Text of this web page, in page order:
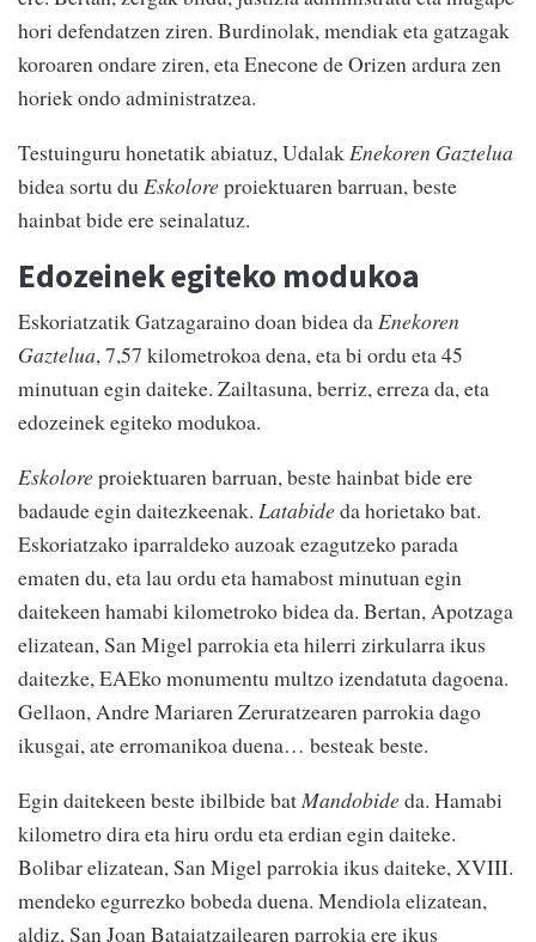
hori defendatzen ziren. Burdinolak, mendiak eta gatzagak
koroaren ondare ziren, eta Enecone de Orizen ardura zen
horiek ondo administratzea.
Testuinguru honetatik abiatuz, UdalakEnekoren Gaztelua
bidea sortu duEskoloreproiektuaren barruan, beste
hainbat bide ere seinalatuz.
Edozeinek egiteko modukoa
Eskoriatzatik Gatzagaraino doan bidea daEnekoren
Gaztelua, 7,57 kilometrokoa dena, eta bi ordu eta 45
minutuan egin daiteke. Zailtasuna, berriz, erreza da, eta
edozeinek egiteko modukoa.
Eskoloreproiektuaren barruan, beste hainbat bide ere
badaude egin daitezkeenak. Latabideda horietako bat.
Eskoriatzako iparraldeko auzoak ezagutzeko parada
ematen du, eta lau ordu eta hamabost minutuan egin
daitekeen hamabi kilometroko bidea da. Bertan, Apotzaga
elizatean, San Migel parrokia eta hilerri zirkularra ikus
daitezke, EAEko monumentu multzo izendatuta dagoena.
Gellaon, Andre Mariaren Zeruratzearen parrokia dago
ikusgai, ate erromanikoa duena… besteak beste.
Egin daitekeen beste ibilbide bat Mandobideda. Hamabi
kilometro dira eta hiru ordu eta erdian egin daiteke.
Bolibar elizatean, San Migel parrokia ikus daiteke, XVIII.
mendeko egurrezko bobeda duena. Mendiola elizatean,
aldiz, San Joan Bataiatzailearen parrokia ere ikus